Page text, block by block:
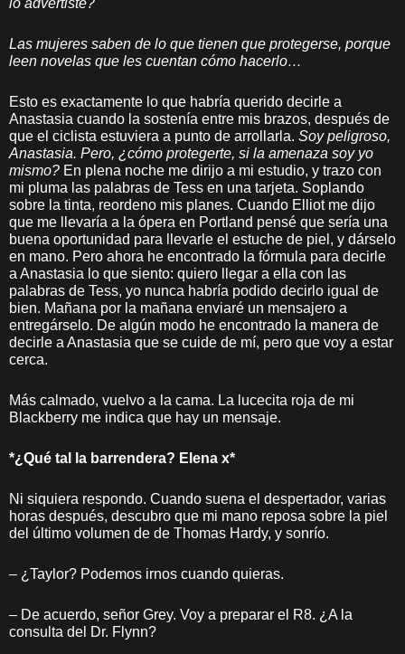
lo advertiste?
Las mujeres saben de lo que tienen que protegerse, porque
leen novelas que les cuentan cómo hacerlo…
Esto es exactamente lo que habría querido decirle a
Anastasia cuando la sostenía entre mis brazos, después de
que el ciclista estuviera a punto de arrollarla. Soy peligroso,
Anastasia. Pero, ¿cómo protegerte, si la amenaza soy yo
mismo? En plena noche me dirijo a mi estudio, y trazo con
mi pluma las palabras de Tess en una tarjeta. Soplando
sobre la tinta, reordeno mis planes. Cuando Elliot me dijo
que me llevaría a la ópera en Portland pensé que sería una
buena oportunidad para llevarle el estuche de piel, y dárselo
en mano. Pero ahora he encontrado la fórmula para decirle
a Anastasia lo que siento: quiero llegar a ella con las
palabras de Tess, yo nunca habría podido decirlo igual de
bien. Mañana por la mañana enviaré un mensajero a
entregárselo. De algún modo he encontrado la manera de
decirle a Anastasia que se cuide de mí, pero que voy a estar
cerca.
Más calmado, vuelvo a la cama. La lucecita roja de mi
Blackberry me indica que hay un mensaje.
*¿Qué tal la barrendera? Elena x*
Ni siquiera respondo. Cuando suena el despertador, varias
horas después, descubro que mi mano reposa sobre la piel
del último volumen de de Thomas Hardy, y sonrío.
– ¿Taylor? Podemos irnos cuando quieras.
– De acuerdo, señor Grey. Voy a preparar el R8. ¿A la
consulta del Dr. Flynn?